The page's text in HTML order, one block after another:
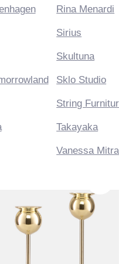
String Furniture
Takayaka
Vanessa Mitrani